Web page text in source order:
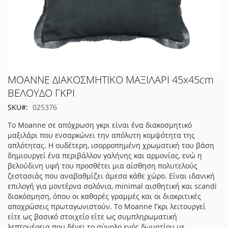
Μετάβαση
στην
αρχή
της
εικόνων
MOANNE ΔΙΑΚΟΣΜΗΤΙΚΟ ΜΑΞΙΛΑΡΙ 45x45cm
ΒΕΛΟΥΔΟ ΓΚΡΙ
SKU
025376
Το Moanne σε απόχρωση γκρι είναι ένα διακοσμητικό
μαξιλάρι που ενσαρκώνει την απόλυτη κομψότητα της
απλότητας. Η ουδέτερη, ισορροπημένη χρωματική του βάση
δημιουργεί ένα περιβάλλον γαλήνης και αρμονίας, ενώ η
βελούδινη υφή του προσθέτει μια αίσθηση πολυτελούς
ζεστασιάς που αναβαθμίζει άμεσα κάθε χώρο. Είναι ιδανική
επιλογή για μοντέρνα σαλόνια, minimal αισθητική και scandi
διακόσμηση, όπου οι καθαρές γραμμές και οι διακριτικές
αποχρώσεις πρωταγωνιστούν. Το Moanne Γκρι λειτουργεί
είτε ως βασικό στοιχείο είτε ως συμπληρωματική